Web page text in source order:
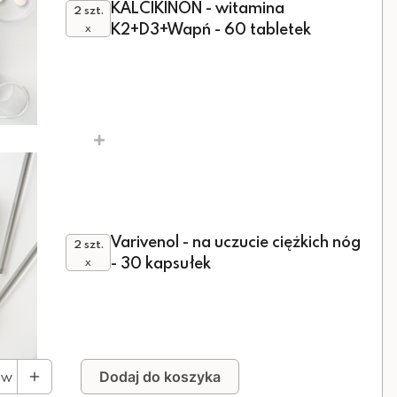
2 szt.
x
KALCIKINON - witamina
K2+D3+Wapń - 60 tabletek
+
2 szt.
x
Varivenol - na uczucie ciężkich nóg
- 30 kapsułek
Dodaj do koszyka